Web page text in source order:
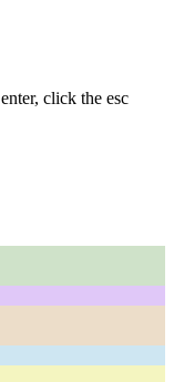
click the esc